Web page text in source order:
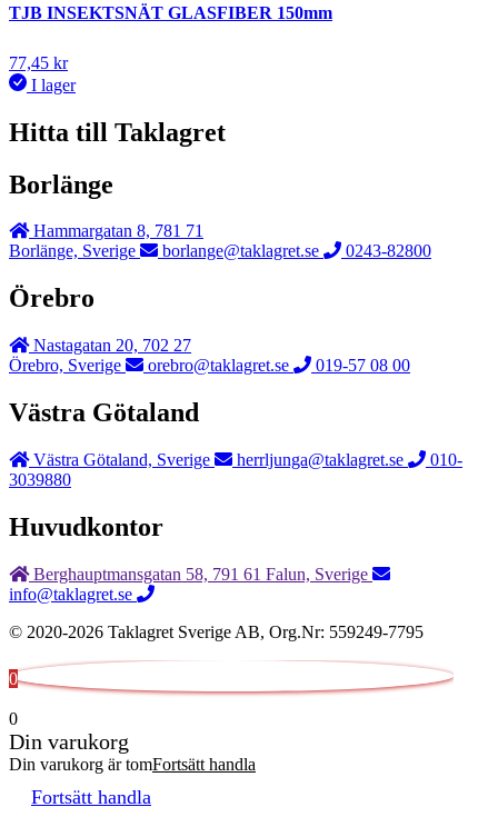
TJB INSEKTSNÄT GLASFIBER 150mm
77,45 kr
I lager
Hitta till Taklagret
Borlänge
Hammargatan 8, 781 71
Borlänge, Sverige
borlange@taklagret.se 0243-82800
Örebro
Nastagatan 20, 702 27
Örebro, Sverige
orebro@taklagret.se 019-57 08 00
Västra Götaland
Västra Götaland, Sverige herrljunga@taklagret.se
010-
3039880
Huvudkontor
Berghauptmansgatan 58, 791 61 Falun, Sverige
info@taklagret.se
© 2020-2026 Taklagret Sverige AB, Org.Nr: 559249-7795
0
0
Din varukorg
Din varukorg är tomFortsätt handla
Fortsätt handla